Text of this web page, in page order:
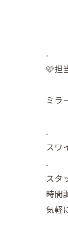
.
🩷担
ミラ
.
スワ
.
スタ
時間
気軽